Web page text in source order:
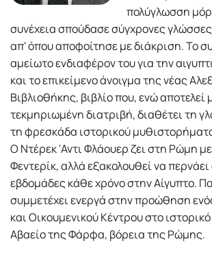
πολύγλωσση
συνέχεια σπούδασε σύγχρονες
απ' όπου αποφοίτησε με διάκριση. Το
αμείωτο ενδιαφέρον του για την
και το επικείμενο άνοιγμα της νέας
Βιβλιοθήκης, βιβλίο που, ενώ αποτελεί
τεκμηριωμένη διατριβή, διαθέτει τη
τη φρεσκάδα ιστορικού
Ο Ντέρεκ 'Αντι Φλάουερ ζει στη Ρώμη
Φεντερίκ, αλλά εξακολουθεί να
εβδομάδες κάθε χρόνο στην Αίγυπτο.
συμμετέχει ενεργά στην προώθηση
και Οικουμενικού Κέντρου στο
Αβαείο της Φάρφα, βόρεια της Ρώμης.